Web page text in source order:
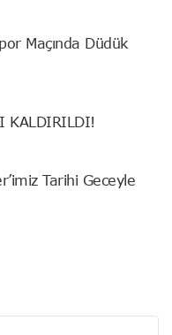
Maçında Düdük
KALDIRILDI!
Tarihi Geceyle